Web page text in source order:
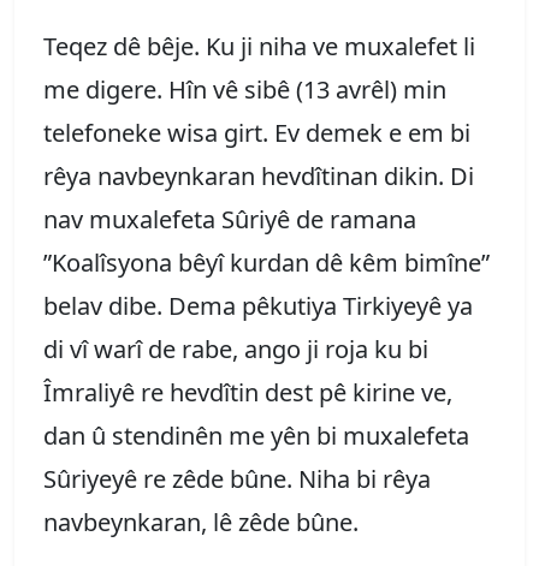
Teqez dê bêje. Ku ji niha ve muxalefet li
me digere. Hîn vê sibê (13 avrêl) min
telefoneke wisa girt. Ev demek e em bi
rêya navbeynkaran hevdîtinan dikin. Di
nav muxalefeta Sûriyê de ramana
”Koalîsyona bêyî kurdan dê kêm bimîne”
belav dibe. Dema pêkutiya Tirkiyeyê ya
di vî warî de rabe, ango ji roja ku bi
Îmraliyê re hevdîtin dest pê kirine ve,
dan û stendinên me yên bi muxalefeta
Sûriyeyê re zêde bûne. Niha bi rêya
navbeynkaran, lê zêde bûne.